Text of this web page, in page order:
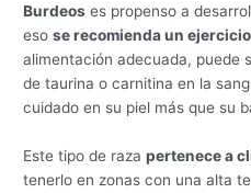
Burdeos es propenso a
esose recomienda un
alimentación adecuada, puede
de taurina o carnitina en la
cuidado en su piel más que su
Este tipo de razapertenece a
tenerlo en zonas con una alta